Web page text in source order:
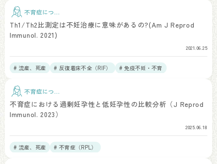
不育症につい
Th1/Th2比測定は不妊治療に意味があるの?(Am J Reprod
Immunol. 2021)
2021.06.25
# 流産、死産 # 反復着床不全（RIF） # 免疫不妊・不育
不育症につい
て
不育症における過剰妊孕性と低妊孕性の比較分析（J Reprod
Immunol. 2023）
2025.06.18
# 流産、死産 # 不育症（RPL）